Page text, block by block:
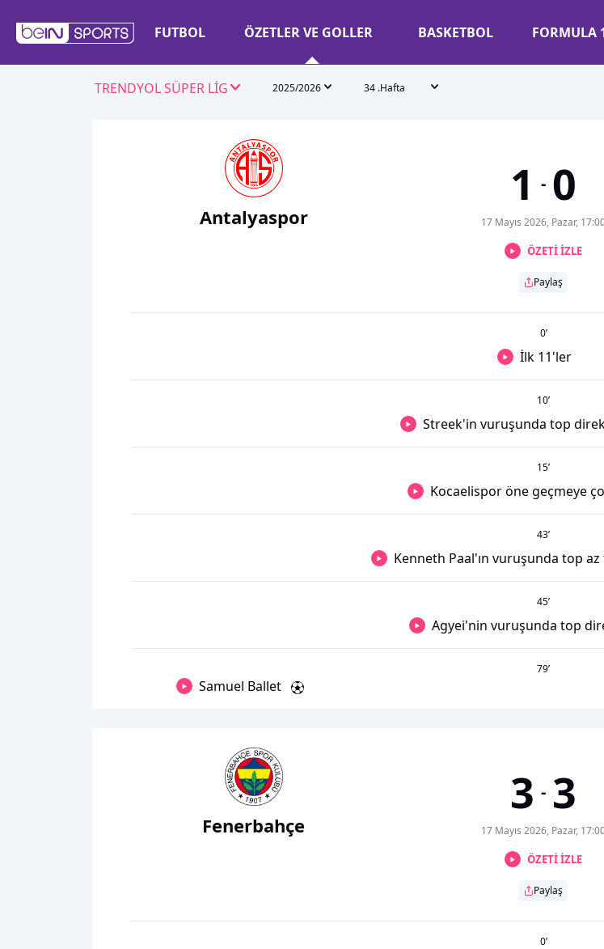
FUTBOL ÖZETLER VE GOLLER BASKETBOL FORMULA
TRENDYOL SÜPER LİG 2025/2026 34 .Hafta
Antalyaspor
1 - 0
17 Mayıs 2026, Pazar,
ÖZETİ İZLE
Paylaş
0’
İlk 11'ler
10’
Streek'in vuruşunda top
15’
Kocaelispor öne geçmeye
43’
Kenneth Paal'ın vuruşunda top az
45’
Agyei'nin vuruşunda top
79’
Samuel Ballet
Fenerbahçe
3 - 3
17 Mayıs 2026, Pazar,
ÖZETİ İZLE
Paylaş
0’